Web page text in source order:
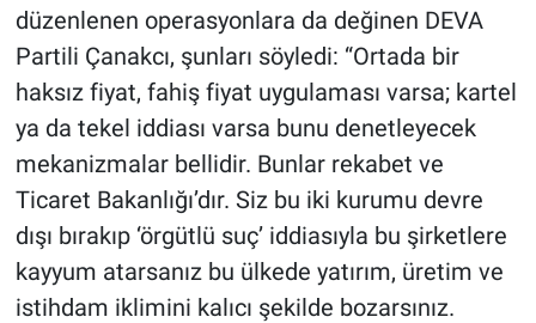
düzenlenen operasyonlara da değinen DEVA
Partili Çanakcı, şunları söyledi: “Ortada bir
haksız fiyat, fahiş fiyat uygulaması varsa; kartel
ya da tekel iddiası varsa bunu denetleyecek
mekanizmalar bellidir. Bunlar rekabet ve
Ticaret Bakanlığı’dır. Siz bu iki kurumu devre
dışı bırakıp ‘örgütlü suç’ iddiasıyla bu şirketlere
kayyum atarsanız bu ülkede yatırım, üretim ve
istihdam iklimini kalıcı şekilde bozarsınız.